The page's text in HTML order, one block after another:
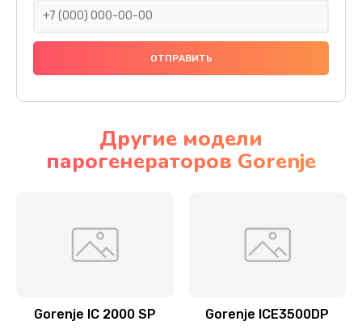
490 руб.
Заказать
Заказать
Замена мультиклапана
Заказать
Другие модели
парогенераторов Gorenje
Gorenje IC 2000 SP Gorenje ICE3500DP